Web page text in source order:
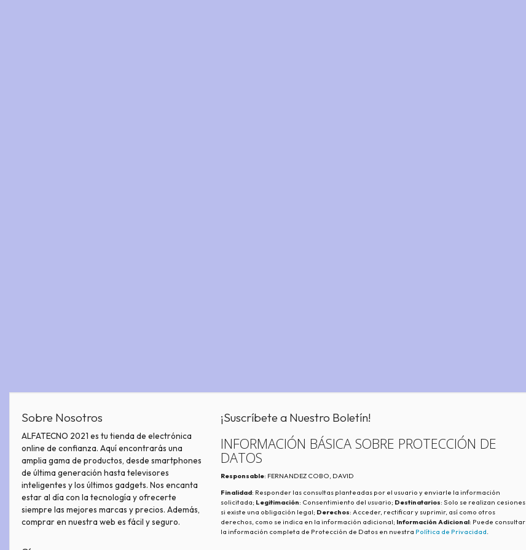
Sobre Nosotros
ALFATECNO 2021 es tu tienda de electrónica
online de confianza. Aquí encontrarás una
amplia gama de productos, desde smartphones
de última generación hasta televisores
inteligentes y los últimos gadgets. Nos encanta
estar al día con la tecnología y ofrecerte
siempre las mejores marcas y precios. Además,
comprar en nuestra web es fácil y seguro.
¡Suscríbete a Nuestro Boletín!
INFORMACIÓN BÁSICA SOBRE PROTECCIÓN DE
DATOS
Responsable: FERNANDEZ COBO, DAVID
Finalidad: Responder las consultas planteadas por el usuario y enviarle la información
solicitada; Legitimación: Consentimiento del usuario; Destinatarios: Solo se realizan cesiones
si existe una obligación legal; Derechos: Acceder, rectificar y suprimir, así como otros
derechos, como se indica en la información adicional; Información Adicional: Puede consultar
la información completa de Protección de Datos en nuestra Política de Privacidad.